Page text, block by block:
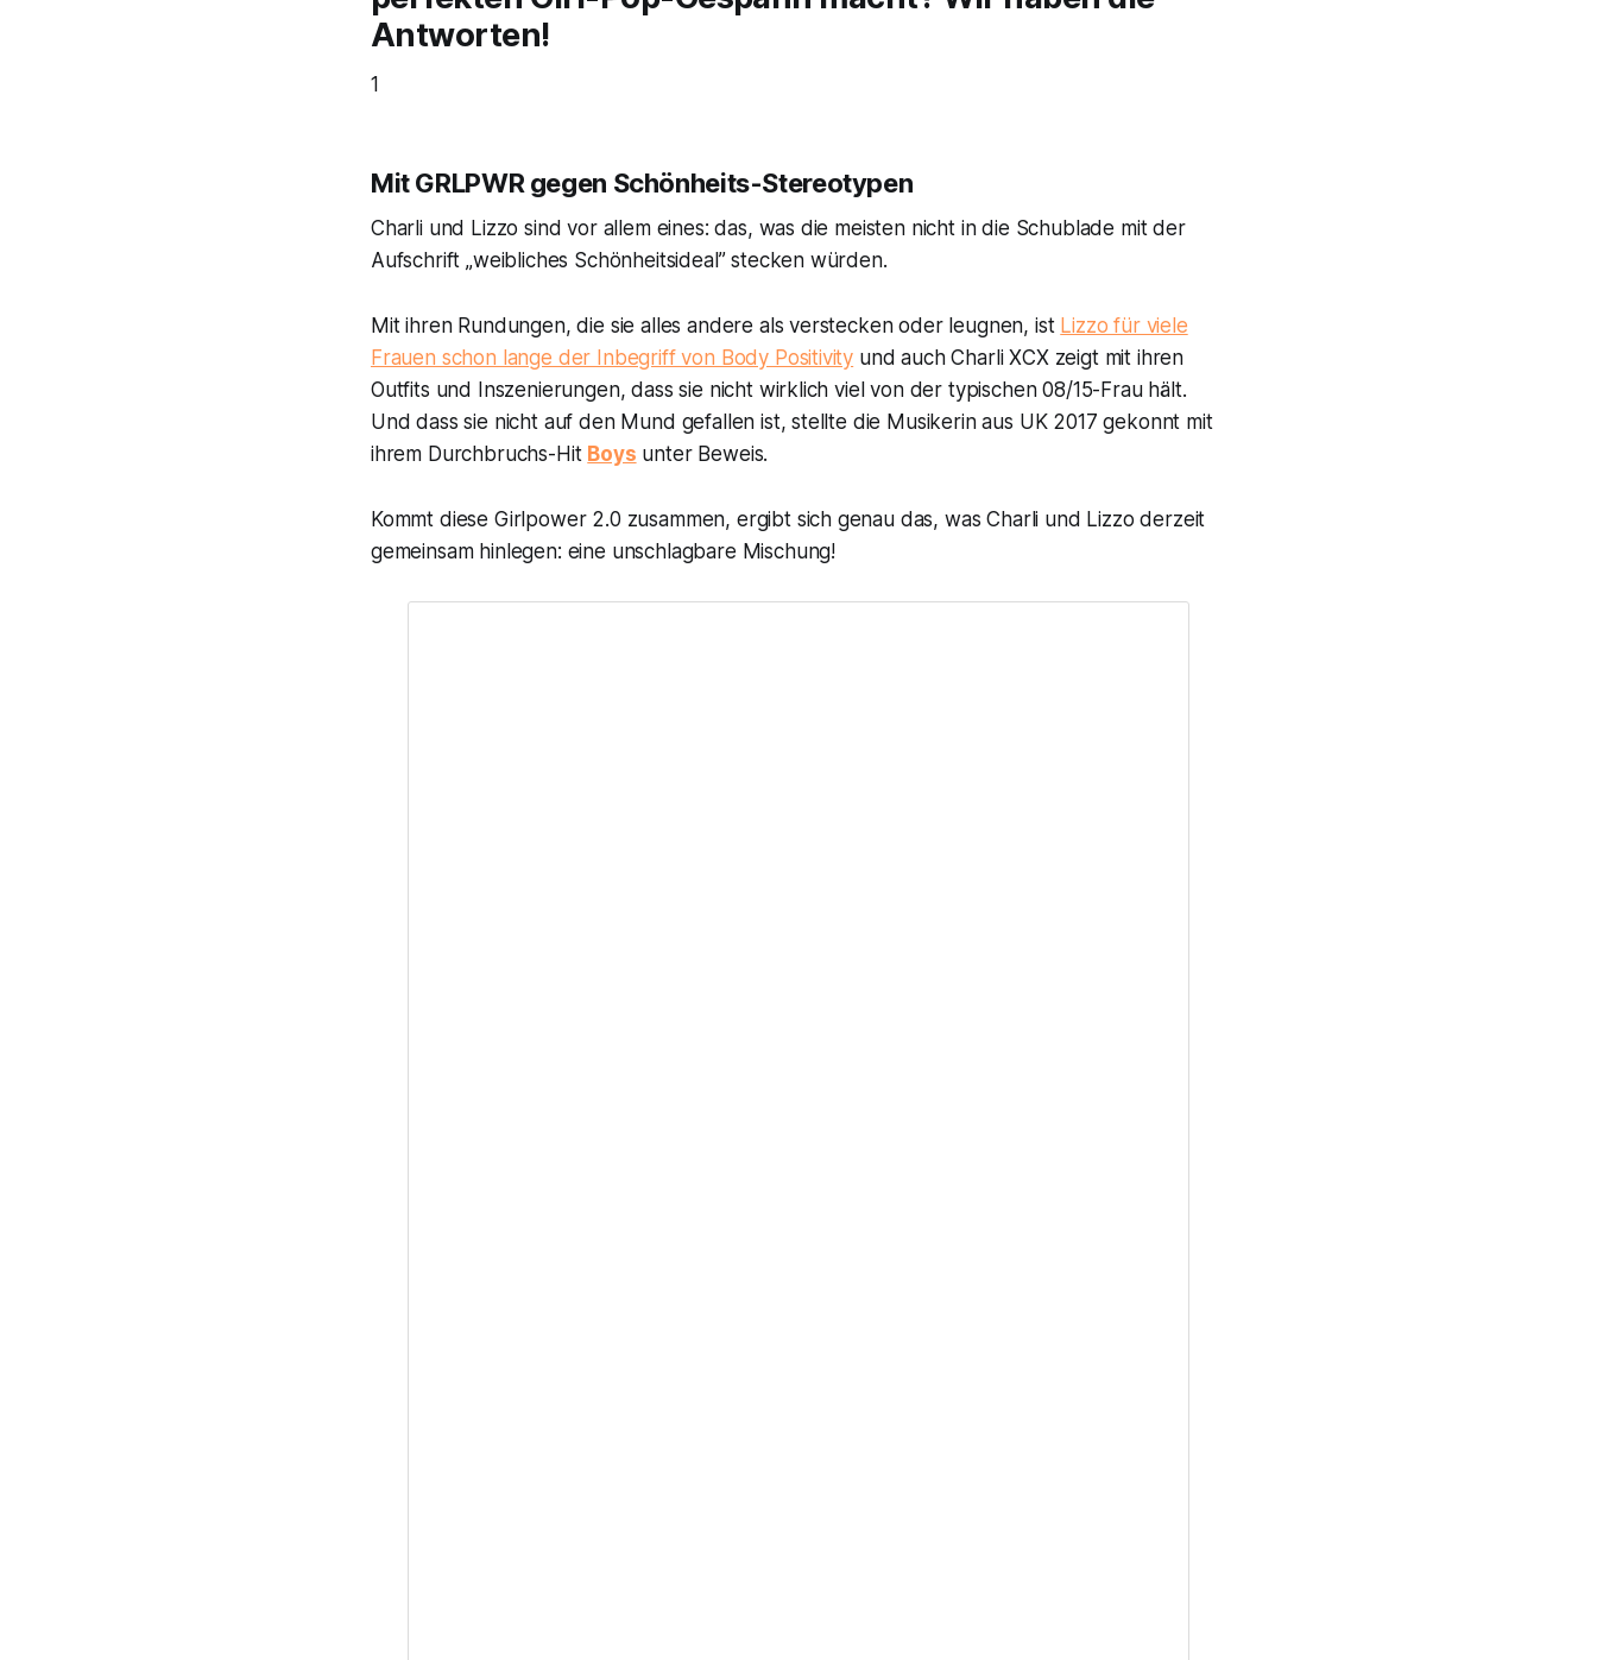
Antworten!
1
Mit GRLPWR gegen Schönheits-Stereotypen
Charli und Lizzo sind vor allem eines: das, was die meisten nicht in die Schublade mit der
Aufschrift „weibliches Schönheitsideal” stecken würden.
Mit ihren Rundungen, die sie alles andere als verstecken oder leugnen, ist Lizzo für viele
Frauen schon lange der Inbegriff von Body Positivity und auch Charli XCX zeigt mit ihren
Outfits und Inszenierungen, dass sie nicht wirklich viel von der typischen 08/15-Frau hält.
Und dass sie nicht auf den Mund gefallen ist, stellte die Musikerin aus UK 2017 gekonnt mit
ihrem Durchbruchs-Hit Boys unter Beweis.
Kommt diese Girlpower 2.0 zusammen, ergibt sich genau das, was Charli und Lizzo derzeit
gemeinsam hinlegen: eine unschlagbare Mischung!